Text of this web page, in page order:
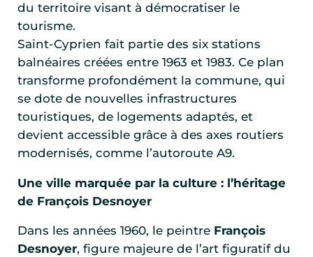
du territoire visant à démocratiser le
tourisme.
Saint-Cyprien fait partie des six stations
balnéaires créées entre 1963 et 1983. Ce plan
transforme profondément la commune, qui
se dote de nouvelles infrastructures
touristiques, de logements adaptés, et
devient accessible grâce à des axes routiers
modernisés, comme l’autoroute A9.
Une ville marquée par la culture : l’héritage
de François Desnoyer
Dans les années 1960, le peintre François
Desnoyer, figure majeure de l’art figuratif du